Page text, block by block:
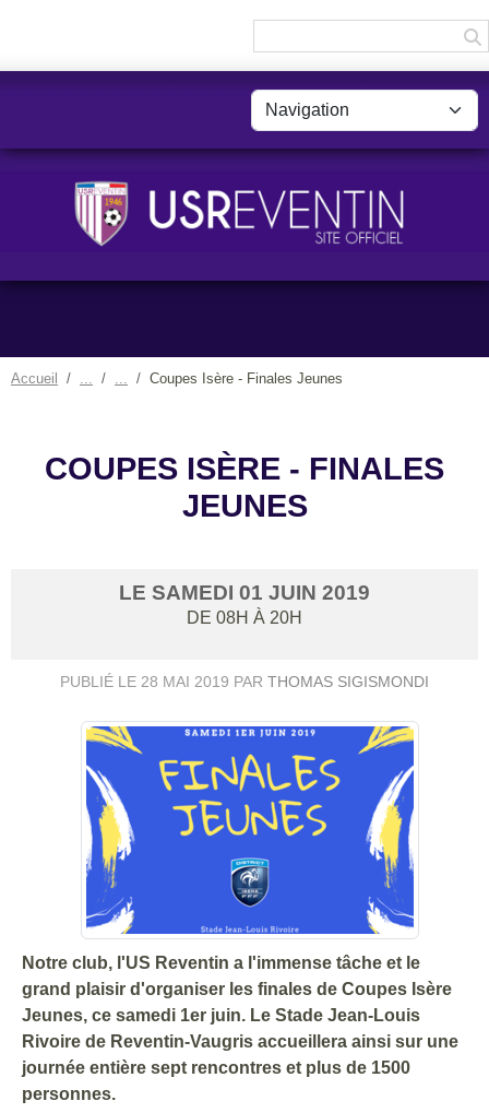
Accueil Coupes Isère - Finales Jeunes
COUPES ISÈRE - FINALES
JEUNES
LE SAMEDI 01 JUIN 2019
DE 08H À 20H
PUBLIÉ LE 28 MAI 2019 PAR THOMAS SIGISMONDI
Notre club, l'US Reventin a l'immense tâche et le
grand plaisir d'organiser les finales de Coupes Isère
Jeunes, ce samedi 1er juin. Le Stade Jean-Louis
Rivoire de Reventin-Vaugris accueillera ainsi sur une
journée entière sept rencontres et plus de 1500
personnes.